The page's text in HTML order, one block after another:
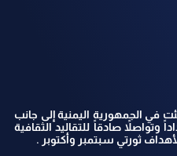
في الجمهورية اليمنية إلى جانب
وتواصلاً صادقاً للتقاليد الثقافية
ثورتي سبتمبر وأكتوبر .